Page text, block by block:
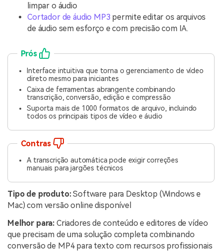
limpar o áudio
Cortador de áudio MP3 permite editar os arquivos
de áudio sem esforço e com precisão com IA.
Prós
Interface intuitiva que torna o gerenciamento de vídeo
direto mesmo para iniciantes
Caixa de ferramentas abrangente combinando
transcrição, conversão, edição e compressão
Suporta mais de 1000 formatos de arquivo, incluindo
todos os principais tipos de vídeo e áudio
Contras
A transcrição automática pode exigir correções
manuais para jargões técnicos
Tipo de produto:Software para Desktop (Windows e
Mac) com versão online disponível
Melhor para: Criadores de conteúdo e editores de vídeo
que precisam de uma solução completa combinando
conversão de MP4 para texto com recursos profissionais